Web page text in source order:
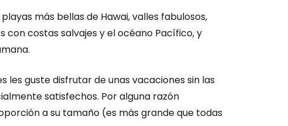
más bellas de Hawai, valles fabulosos,
costas salvajes y el océano Pacífico, y
les guste disfrutar de unas vacaciones sin las
satisfechos. Por alguna razón
a su tamaño (es más grande que todas
Continuar con Facebook
Continuar con Email